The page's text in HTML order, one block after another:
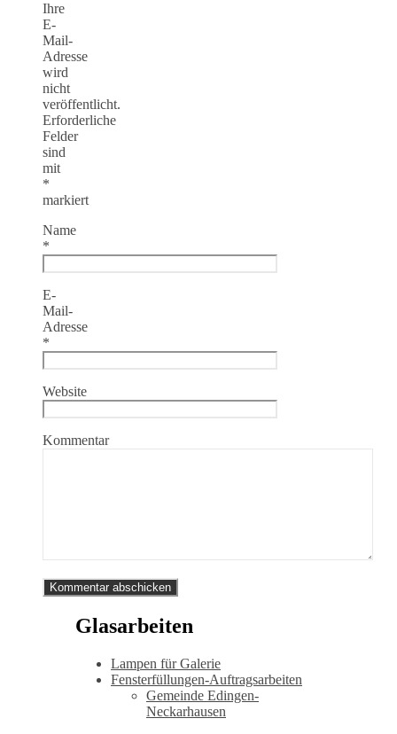
Ihre
E-
Mail-
Adresse
wird
nicht
veröffentlicht.
Erforderliche
Felder
sind
mit
*
markiert
Name
*
E-
Mail-
Adresse
*
Website
Kommentar
Glasarbeiten
Lampen für Galerie
Fensterfüllungen-Auftragsarbeiten
Gemeinde Edingen-
Neckarhausen